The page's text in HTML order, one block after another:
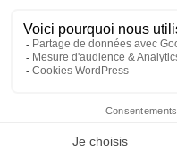
Contactez-nous-
confidentialité-Gestion des